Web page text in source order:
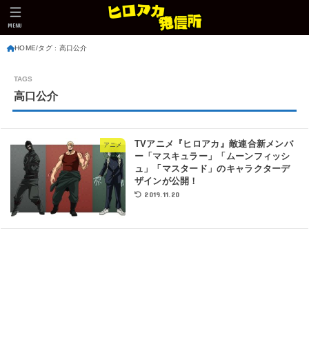
MENU
HOME タグ : 高口公介
高口公介
アニメ
TVアニメ『ヒロアカ』敵連合新メンバ
ー「マスキュラー」「ムーンフィッシ
ュ」「マスタード」のキャラクターデ
ザインが公開！
2019.11.20